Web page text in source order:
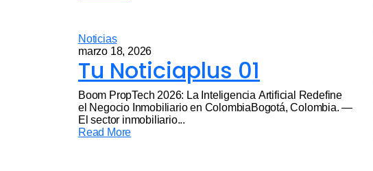
Noticias
marzo 18, 2026
Tu Noticiaplus 01
Boom PropTech 2026: La Inteligencia Artificial Redefine
el Negocio Inmobiliario en ColombiaBogotá, Colombia. —
El sector inmobiliario...
Read More